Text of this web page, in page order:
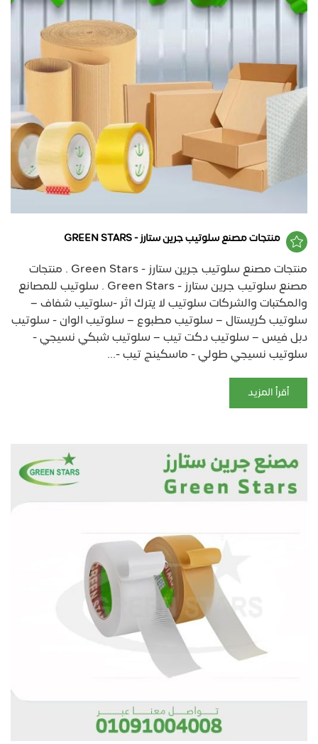
منتجات مصنع سلوتيب جرين ستارز - GREEN STARS
منتجات مصنع سلوتيب جرين ستارز - Green Stars . منتجات
مصنع سلوتيب جرين ستارز - Green Stars . سلوتيب للمصانع
والمكتبات والشركات سلوتيب لا يترك اثر -سلوتيب شفاف –
سلوتيب كريستال – سلوتيب مطبوع – سلوتيب الوان - سلوتيب
دبل فيس – سلوتيب دكت تيب – سلوتيب شبكي نسيجي -
سلوتيب نسيجي طولي - ماسكينج تيب -...
أقرأ المزيد